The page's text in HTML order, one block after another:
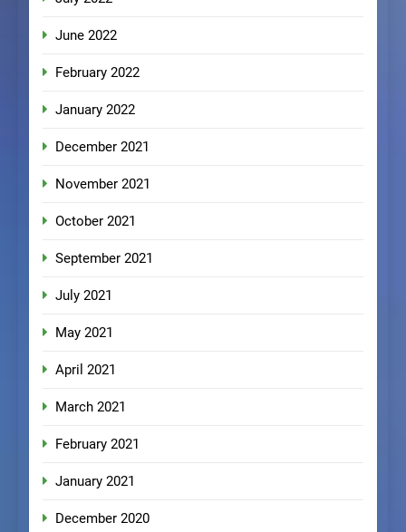
June 2022
February 2022
January 2022
December 2021
November 2021
October 2021
September 2021
July 2021
May 2021
April 2021
March 2021
February 2021
January 2021
December 2020